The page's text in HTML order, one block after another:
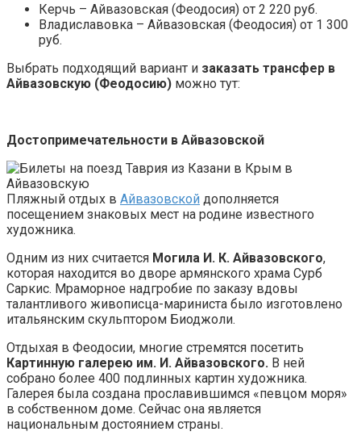
Керчь – Айвазовская (Феодосия) от 2 220 руб.
Владиславовка – Айвазовская (Феодосия) от 1 300
руб.
Выбрать подходящий вариант и заказать трансфер в
Айвазовскую (Феодосию) можно тут:
Достопримечательности в Айвазовской
Пляжный отдых в Айвазовской дополняется
посещением знаковых мест на родине известного
художника.
Одним из них считается Могила И. К. Айвазовского,
которая находится во дворе армянского храма Сурб
Саркис. Мраморное надгробие по заказу вдовы
талантливого живописца-мариниста было изготовлено
итальянским скульптором Биоджоли.
Отдыхая в Феодосии, многие стремятся посетить
Картинную галерею им. И. Айвазовского. В ней
собрано более 400 подлинных картин художника.
Галерея была создана прославившимся «певцом моря»
в собственном доме. Сейчас она является
национальным достоянием страны.